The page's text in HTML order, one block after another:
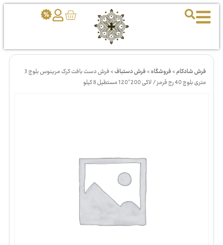
فرش شادکام>فروشگاه>فرش دستباف>
فرش دست بافت کرک مرینوس بلوچ 3
متری بلوچ 40 رج قرمز / لاکی 200*120 مستطیل 8 کیلو